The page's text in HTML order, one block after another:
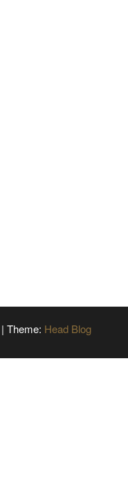
| Theme: Head Blog